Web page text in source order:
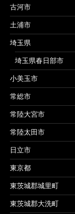
古河市
土浦市
埼玉県
埼玉県春日部市
小美玉市
常総市
常陸大宮市
常陸太田市
日立市
東京都
東茨城郡城里町
東茨城郡大洗町